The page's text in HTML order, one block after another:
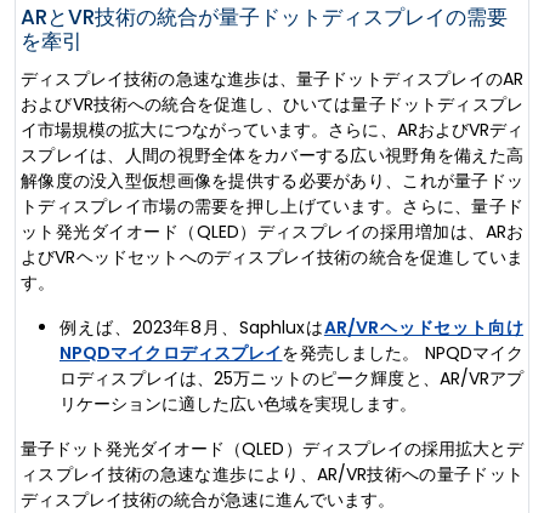
ARとVR技術の統合が量子ドットディスプレイの需要
を牽引
ディスプレイ技術の急速な進歩は、量子ドットディスプレイのAR
およびVR技術への統合を促進し、ひいては量子ドットディスプレ
イ市場規模の拡大につながっています。さらに、ARおよびVRディ
スプレイは、人間の視野全体をカバーする広い視野角を備えた高
解像度の没入型仮想画像を提供する必要があり、これが量子ドッ
トディスプレイ市場の需要を押し上げています。さらに、量子ド
ット発光ダイオード（QLED）ディスプレイの採用増加は、ARお
よびVRヘッドセットへのディスプレイ技術の統合を促進していま
す。
例えば、2023年8月、SaphluxはAR/VRヘッドセット向け
NPQDマイクロディスプレイを発売しました。 NPQDマイク
ロディスプレイは、25万ニットのピーク輝度と、AR/VRアプ
リケーションに適した広い色域を実現します。
量子ドット発光ダイオード（QLED）ディスプレイの採用拡大とデ
ィスプレイ技術の急速な進歩により、AR/VR技術への量子ドット
ディスプレイ技術の統合が急速に進んでいます。